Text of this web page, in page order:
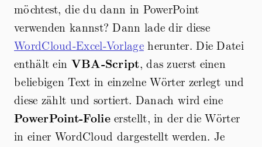
möchtest, die du dann in PowerPoint
verwenden kannst? Dann lade dir diese
WordCloud-Excel-Vorlageherunter. Die Datei
enthält ein VBA-Script, das zuerst einen
beliebigen Text in einzelne Wörter zerlegt und
diese zählt und sortiert. Danach wird eine
PowerPoint-Folieerstellt, in der die Wörter
in einer WordCloud dargestellt werden. Je